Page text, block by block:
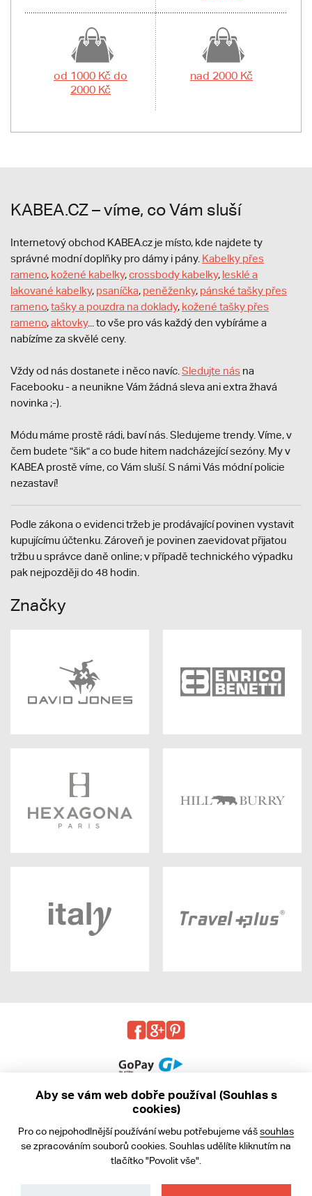
od 1000 Kč do
2000 Kč
nad 2000 Kč
KABEA.CZ – víme, co Vám sluší
Internetový obchod KABEA.cz je místo, kde najdete ty
správné modní doplňky pro dámy i pány. Kabelky přes
rameno, kožené kabelky,crossbody kabelky, lesklé a
lakované kabelky, psaníčka, peněženky, pánské tašky přes
rameno,tašky a pouzdra na doklady, kožené tašky přes
rameno,aktovky... to vše pro vás každý den vybíráme a
nabízíme za skvělé ceny.
Vždy od nás dostanete i něco navíc. Sledujte nás na
Facebooku - a neunikne Vám žádná sleva ani extra žhavá
novinka ;-).
Módu máme prostě rádi, baví nás. Sledujeme trendy. Víme, v
čem budete "šik" a co bude hitem nadcházející sezóny. My v
KABEA prostě víme, co Vám sluší. S námi Vás módní policie
nezastaví!
Podle zákona o evidenci tržeb je prodávající povinen vystavit
kupujícímu účtenku. Zároveň je povinen zaevidovat přijatou
tržbu u správce daně online; v případě technického výpadku
pak nejpozději do 48 hodin.
Značky
Obchodní podmínky
Ochrana osobních údajů
Aby se vám web dobře používal (Souhlas s
cookies)
Pro co nejpohodlnější používání webu potřebujeme vášsouhlas
se zpracováním souborů cookies. Souhlas udělíte kliknutím na
tlačítko "Povolit vše".